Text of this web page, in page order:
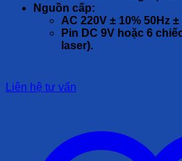
Nguồn cấp:
AC 220V ± 10% 50Hz ±
Pin DC 9V hoặc 6
laser).
Liên hệ tư vấn